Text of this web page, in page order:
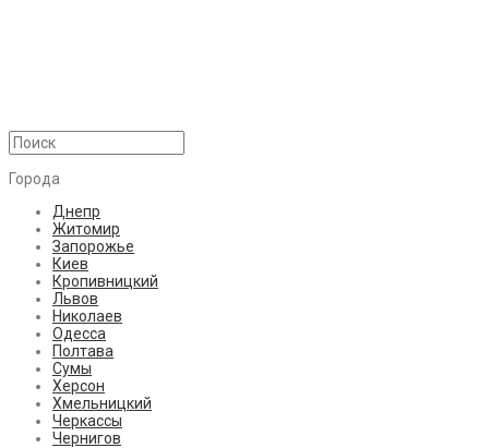
Города
Днепр
Житомир
Запорожье
Киев
Кропивницкий
Львов
Николаев
Одесса
Полтава
Сумы
Херсон
Хмельницкий
Черкассы
Чернигов